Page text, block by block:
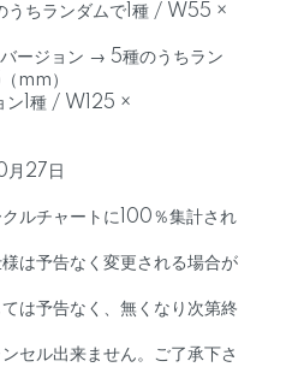
ちランダムで1種 / W55 ×
ジョン → 5種のうちラン
mm）
ン1種 / W125 ×
月27日
ルチャートに100％集計され
は予告なく変更される場合が
は予告なく、無くなり次第終
セル出来ません。ご了承下さ